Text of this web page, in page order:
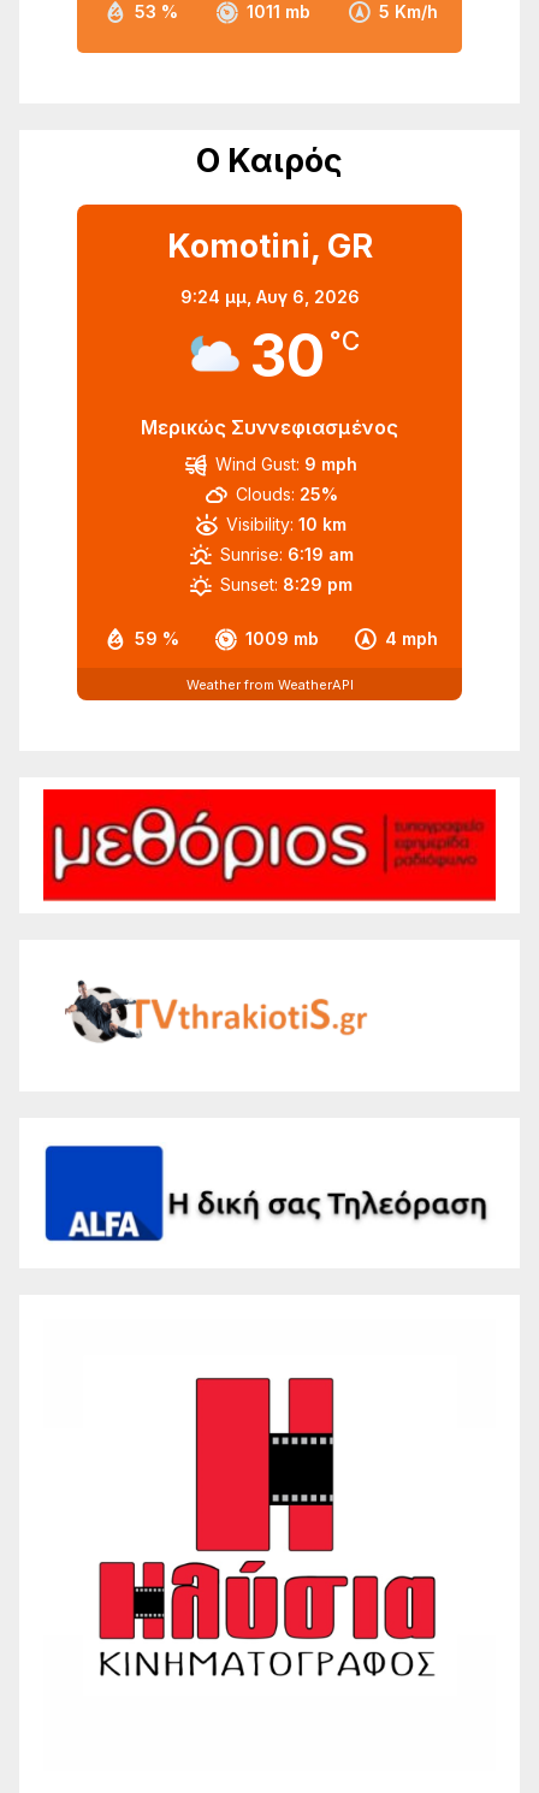
53 % 1011 mb 5 Km/h
Ο Καιρός
Komotini, GR
9:24 μμ, Αυγ 6, 2026
30 °C
Μερικώς Συννεφιασμένος
59 % 1009 mb 4 mph
Wind Gust: 9 mph
Clouds: 25%
Visibility: 10 km
Sunrise: 6:19 am
Sunset: 8:29 pm
Weather from WeatherAPI